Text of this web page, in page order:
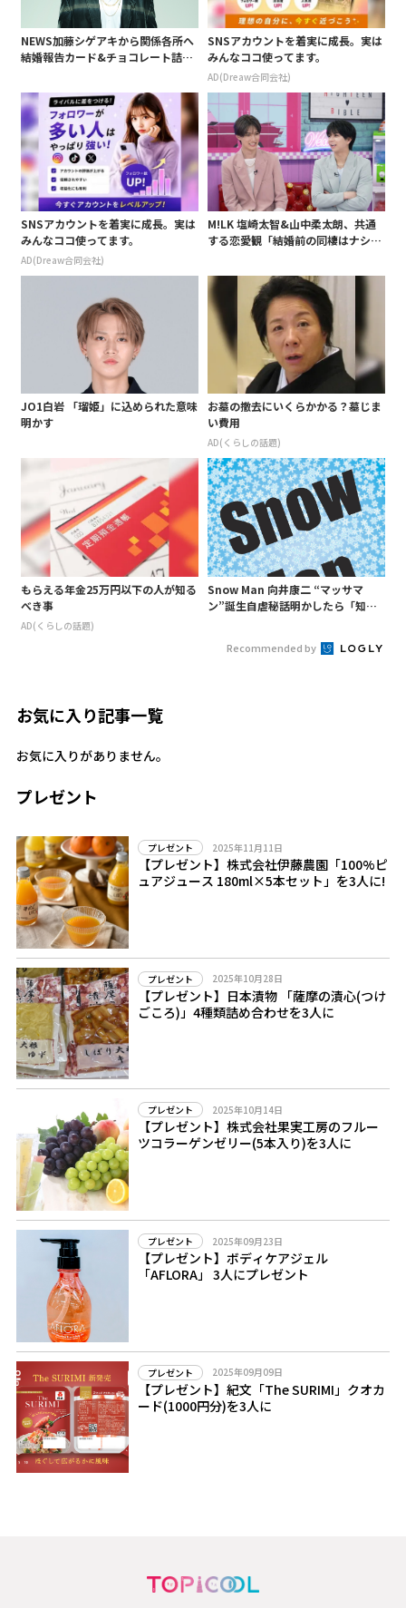
NEWS加藤シゲアキから関係各所へ
結婚報告カード&チョコレート詰め
も添えて
SNSアカウントを着実に成長。実は
みんなココ使ってます。
AD(Dreaw合同会社)
SNSアカウントを着実に成長。実は
みんなココ使ってます。
AD(Dreaw合同会社)
M!LK 塩崎太智&山中柔太朗、共通
する恋愛観「結婚前の同棲はナシ」
JO1白岩 「瑠姫」に込められた意味
明かす
お墓の撤去にいくらかかる？墓じま
い費用
AD(くらしの話題)
もらえる年金25万円以下の人が知る
べき事
AD(くらしの話題)
Snow Man 向井康二 “マッサマ
ン”誕生自虐秘話明かしたら「知ら
Recommended by
お気に入り記事一覧
お気に入りがありません。
プレゼント
プレゼント 2025年11月11日
【プレゼント】株式会社伊藤農園「100%ピ
ュアジュース 180ml×5本セット」を3人に!
プレゼント 2025年10月28日
【プレゼント】日本漬物 「薩摩の漬心(つけ
ごころ)」4種類詰め合わせを3人に
プレゼント 2025年10月14日
【プレゼント】株式会社果実工房のフルー
ツコラーゲンゼリー(5本入り)を3人に
プレゼント 2025年09月23日
【プレゼント】ボディケアジェル
「AFLORA」 3人にプレゼント
プレゼント 2025年09月09日
【プレゼント】紀文「The SURIMI」クオカ
ード(1000円分)を3人に